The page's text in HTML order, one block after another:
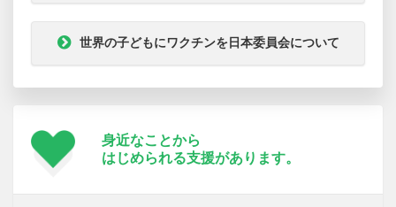
世界の子どもにワクチンを日本委員会について
身近なことから
はじめられる支援があります。